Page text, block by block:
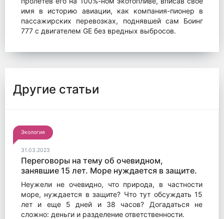
имя в историю авиации, как компания-пионер в
пассажирских перевозках, поднявшей сам Боинг
777 с двигателем GE без вредных выбросов.
Другие статьи
Экология
31.03.2023
Переговоры на тему об очевидном,
занявшие 15 лет. Море нуждается в защите.
Неужели не очевидно, что природа, в частности
море, нуждается в защите? Что тут обсуждать 15
лет и еще 5 дней и 38 часов? Догадаться не
сложно: деньги и разделение ответственности.